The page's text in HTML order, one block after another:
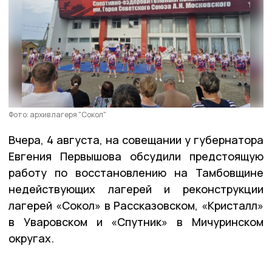
Фото: архив лагеря "Сокол"
Вчера, 4 августа, на совещании у губернатора
Евгения Первышова обсудили предстоящую
работу по восстановлению на Тамбовщине
недействующих лагерей и реконструкции
лагерей «Сокол» в Рассказовском, «Кристалл»
в Уваровском и «Спутник» в Мичуринском
округах.